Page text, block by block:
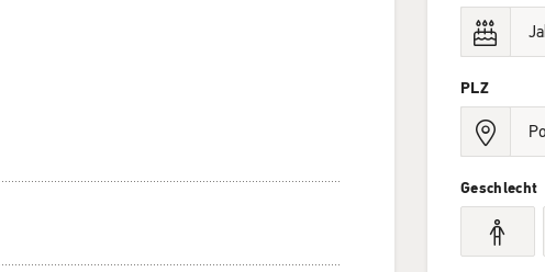
PLZ
Geschlecht